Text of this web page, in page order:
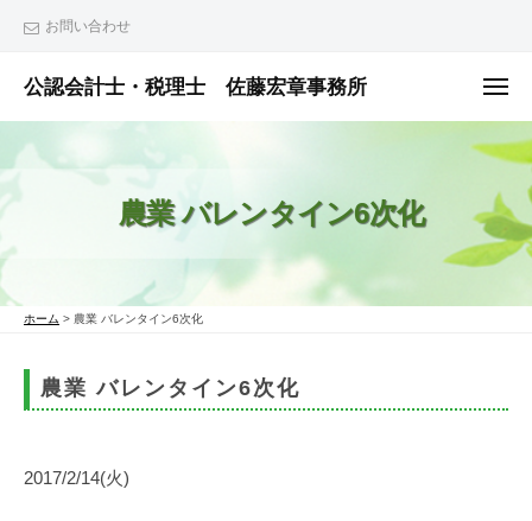
へ
ス
ッ
プ
お問い合わせ
公認会計士・税理士 佐藤宏章事務所
公
認
理
佐
宏
メ
ュ
ー
農業 バレンタイン6次化
ホーム > 農業 バレンタイン6次化
農業 バレンタイン6次化
2017/2/14(火)